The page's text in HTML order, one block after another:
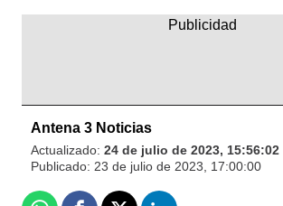
Antena 3 Noticias
Actualizado: 24 de julio de 2023, 15:56:02
Publicado: 23 de julio de 2023, 17:00:00